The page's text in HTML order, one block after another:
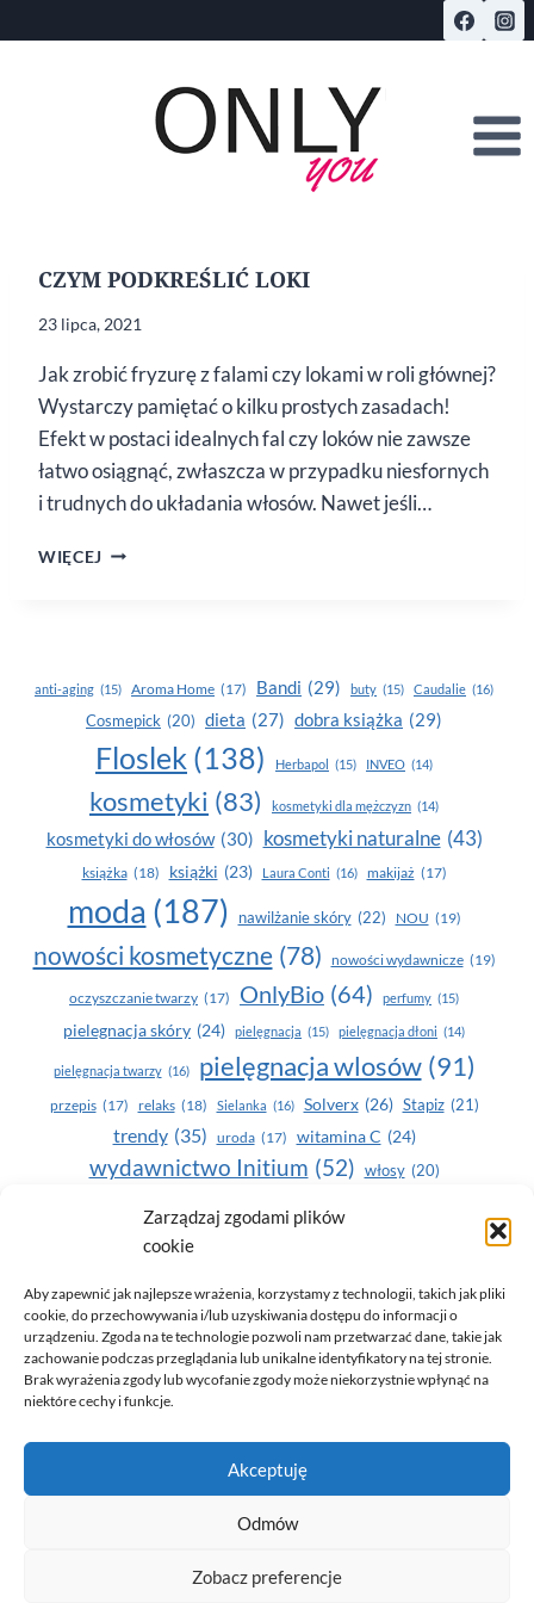
Zarządzaj zgodami plików
cookie
Aby zapewnić jak najlepsze wrażenia, korzystamy z technologii, takich jak pliki
cookie, do przechowywania i/lub uzyskiwania dostępu do informacji o
urządzeniu. Zgoda na te technologie pozwoli nam przetwarzać dane, takie jak
zachowanie podczas przeglądania lub unikalne identyfikatory na tej stronie.
Brak wyrażenia zgody lub wycofanie zgody może niekorzystnie wpłynąć na
niektóre cechy i funkcje.
Akceptuję
Odmów
Zobacz preferencje
do
CZYM PODKREŚLIĆ LOKI
23 lipca, 2021
Jak zrobić fryzurę z falami czy lokami w roli głównej?
Wystarczy pamiętać o kilku prostych zasadach!
Efekt w postaci idealnych fal czy loków nie zawsze
łatwo osiągnąć, zwłaszcza w przypadku niesfornych
i trudnych do układania włosów. Nawet jeśli…
WIĘCEJ CZYM
anti-aging (15) Aroma Home (17) Bandi (29) buty (15) Caudalie (16)
Cosmepick (20) dieta (27) dobra książka (29)
Floslek (138) Herbapol (15) INVEO (14)
kosmetyki (83) kosmetyki dla mężczyzn (14)
kosmetyki do włosów (30) kosmetyki naturalne (43)
książka (18) książki (23) Laura Conti (16) makijaż (17)
moda (187) nawilżanie skóry (22) NOU (19)
nowości kosmetyczne (78) nowości wydawnicze (19)
oczyszczanie twarzy (17) OnlyBio (64) perfumy (15)
pielegnacja skóry (24) pielęgnacja (15) pielęgnacja dłoni (14)
pielęgnacja twarzy (16) pielęgnacja wlosów (91)
przepis (17) relaks (18) Sielanka (16) Solverx (26) Stapiz (21)
trendy (35) uroda (17) witamina C (24)
wydawnictwo Initium (52) włosy (20)
Yasumi(164) zdrowe zęby
zdrowie
© 2026 Only You - portal dla kobiet (uroda, moda, zdrowie)
opracowanie:AZDOBRESTRONY
Polityka prywatności i RODO